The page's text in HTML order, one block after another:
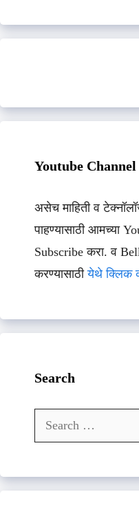
Youtube Channel
असेच माहिती व
पाहण्यासाठी आमच्या
Subscribe करा. व
करण्यासाठीयेथे क्लिक
Search
Search
for: